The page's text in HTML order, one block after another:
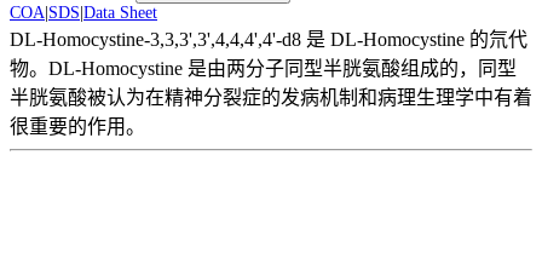
COA SDS Data Sheet
DL-Homocystine-3,3,3',3',4,4,4',4'-d8 是 DL-Homocystine 的氘代
物。DL-Homocystine 是由两分子同型半胱氨酸组成的，同型
半胱氨酸被认为在精神分裂症的发病机制和病理生理学中有着
很重要的作用。